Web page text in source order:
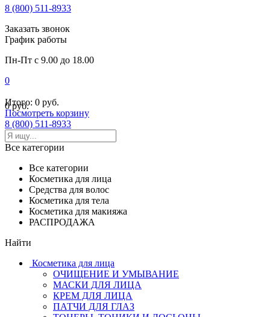
8 (800) 511-8933
Заказать звонок
График работы
Пн-Пт с 9.00 до 18.00
0
0 руб.
Итого: 0 руб.
Посмотреть корзину
8 (800) 511-8933
Все категории
Все категории
Косметика для лица
Средства для волос
Косметика для тела
Косметика для макияжа
РАСПРОДАЖА
Найти
Косметика для лица
ОЧИЩЕНИЕ И УМЫВАНИЕ
МАСКИ ДЛЯ ЛИЦА
КРЕМ ДЛЯ ЛИЦА
ПАТЧИ ДЛЯ ГЛАЗ